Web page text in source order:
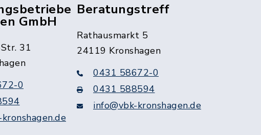
GmbH
31
0
Beratungstreff
Rathausmarkt 5
24119 Kronshagen
0431 58672-0
0431 588594
info@vbk-kronshagen.de